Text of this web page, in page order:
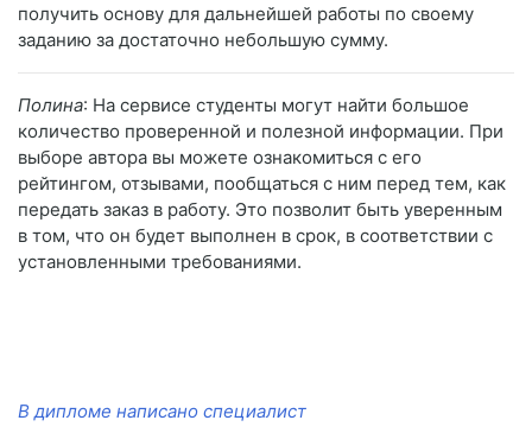
получить основу для дальнейшей работы по своему
заданию за достаточно небольшую сумму.
Полина: На сервисе студенты могут найти большое
количество проверенной и полезной информации. При
выборе автора вы можете ознакомиться с его
рейтингом, отзывами, пообщаться с ним перед тем, как
передать заказ в работу. Это позволит быть уверенным
в том, что он будет выполнен в срок, в соответствии с
установленными требованиями.
В дипломе написано специалист